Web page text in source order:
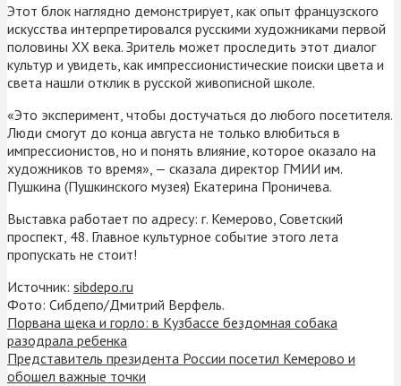
Этот блок наглядно демонстрирует, как опыт французского
искусства интерпретировался русскими художниками первой
половины XX века. Зритель может проследить этот диалог
культур и увидеть, как импрессионистические поиски цвета и
света нашли отклик в русской живописной школе.
«Это эксперимент, чтобы достучаться до любого посетителя.
Люди смогут до конца августа не только влюбиться в
импрессионистов, но и понять влияние, которое оказало на
художников то время», — сказала директор ГМИИ им.
Пушкина (Пушкинского музея) Екатерина Проничева.
Выставка работает по адресу: г. Кемерово, Советский
проспект, 48. Главное культурное событие этого лета
пропускать не стоит!
Источник: sibdepo.ru
Фото: Сибдепо/Дмитрий Верфель.
Порвана щека и горло: в Кузбассе бездомная собака
разодрала ребенка
Представитель президента России посетил Кемерово и
обошел важные точки